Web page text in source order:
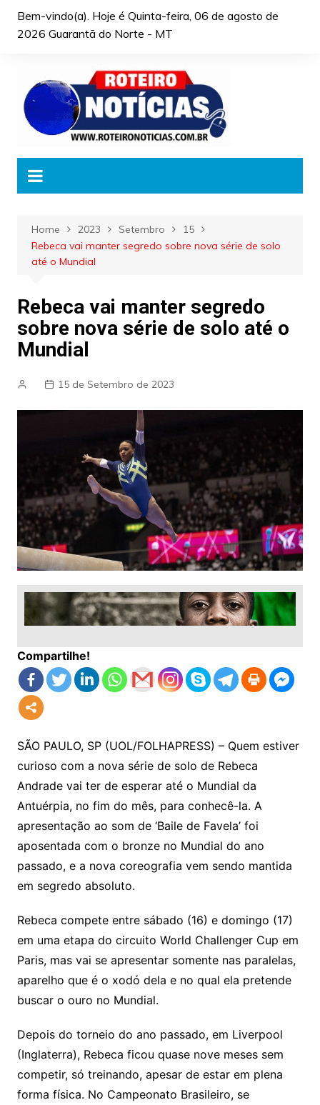
Bem-vindo(a). Hoje é Quinta-feira, 06 de agosto de
2026 Guarantã do Norte - MT
Home 2023 Setembro
15
Rebeca vai manter segredo sobre nova série de solo
até o Mundial
Rebeca vai manter segredo
sobre nova série de solo até o
Mundial
15 de Setembro de 2023
Compartilhe!
SÃO PAULO, SP (UOL/FOLHAPRESS) – Quem estiver
curioso com a nova série de solo de Rebeca
Andrade vai ter de esperar até o Mundial da
Antuérpia, no fim do mês, para conhecê-la. A
apresentação ao som de ‘Baile de Favela’ foi
aposentada com o bronze no Mundial do ano
passado, e a nova coreografia vem sendo mantida
em segredo absoluto.
Rebeca compete entre sábado (16) e domingo (17)
em uma etapa do circuito World Challenger Cup em
Paris, mas vai se apresentar somente nas paralelas,
aparelho que é o xodó dela e no qual ela pretende
buscar o ouro no Mundial.
Depois do torneio do ano passado, em Liverpool
(Inglaterra), Rebeca ficou quase nove meses sem
competir, só treinando, apesar de estar em plena
forma física. No Campeonato Brasileiro, se